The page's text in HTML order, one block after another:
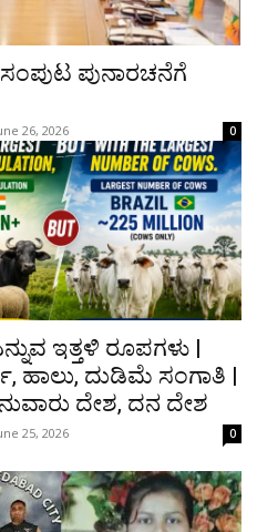
ಪುನಾರಚನೆಗೆ
26, 2026 0
ಇತ್ತಳಿ ರೂಪಗಳು |
ಹಾಲು, ದುಡಿಮೆ ಸಂಗಾತಿ |
ದೇಶ, ದನ ದೇಶ
25, 2026 0